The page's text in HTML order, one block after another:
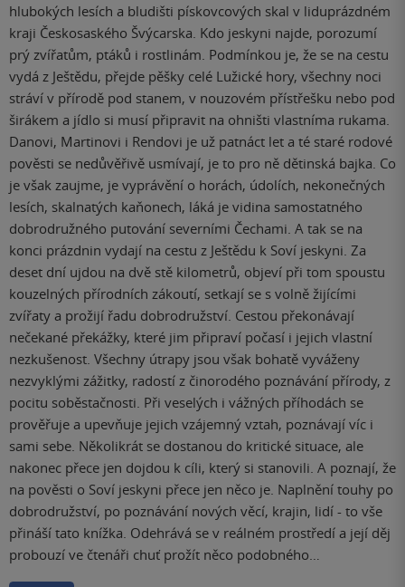
hlubokých lesích a bludišti pískovcových skal v liduprázdném
kraji Českosaského Švýcarska. Kdo jeskyni najde, porozumí
prý zvířatům, ptáků i rostlinám. Podmínkou je, že se na cestu
vydá z Ještědu, přejde pěšky celé Lužické hory, všechny noci
stráví v přírodě pod stanem, v nouzovém přístřešku nebo pod
širákem a jídlo si musí připravit na ohništi vlastníma rukama.
Danovi, Martinovi i Rendovi je už patnáct let a té staré rodové
pověsti se nedůvěřivě usmívají, je to pro ně dětinská bajka. Co
je však zaujme, je vyprávění o horách, údolích, nekonečných
lesích, skalnatých kaňonech, láká je vidina samostatného
dobrodružného putování severními Čechami. A tak se na
konci prázdnin vydají na cestu z Ještědu k Soví jeskyni. Za
deset dní ujdou na dvě stě kilometrů, objeví při tom spoustu
kouzelných přírodních zákoutí, setkají se s volně žijícími
zvířaty a prožijí řadu dobrodružství. Cestou překonávají
nečekané překážky, které jim připraví počasí i jejich vlastní
nezkušenost. Všechny útrapy jsou však bohatě vyváženy
nezvyklými zážitky, radostí z činorodého poznávání přírody, z
pocitu soběstačnosti. Při veselých i vážných příhodách se
prověřuje a upevňuje jejich vzájemný vztah, poznávají víc i
sami sebe. Několikrát se dostanou do kritické situace, ale
nakonec přece jen dojdou k cíli, který si stanovili. A poznají, že
na pověsti o Soví jeskyni přece jen něco je. Naplnění touhy po
dobrodružství, po poznávání nových věcí, krajin, lidí - to vše
přináší tato knížka. Odehrává se v reálném prostředí a její děj
probouzí ve čtenáři chuť prožít něco podobného…